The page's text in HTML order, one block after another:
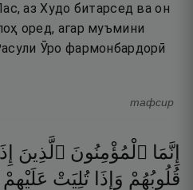
аз Худо битарсед ва он
оред, агар муъмини
Ӯро фармонбардорӣ
тафсир
إِنَّمَا ٱلْمُؤْمِنُونَ ٱلَّذِينَ إِذَا
قُلُوبُهُمْ وَإِذَا تُلِيَتْ عَلَيْهِمْ